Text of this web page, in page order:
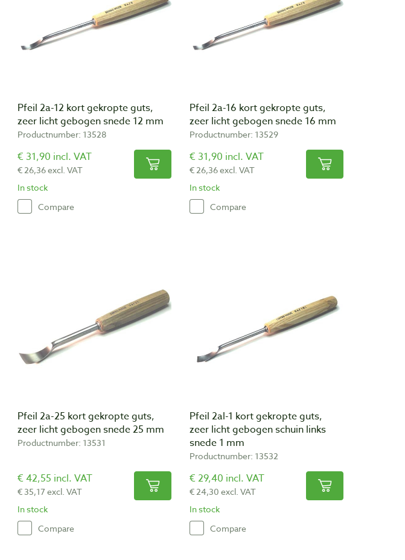
Pfeil 2a-12 kort gekropte guts,
zeer licht gebogen snede 12 mm
Productnumber: 13528
€ 31,90 incl. VAT
€ 26,36 excl. VAT
In stock
Compare
Pfeil 2a-16 kort gekropte guts,
zeer licht gebogen snede 16 mm
Productnumber: 13529
€ 31,90 incl. VAT
€ 26,36 excl. VAT
In stock
Compare
Pfeil 2a-25 kort gekropte guts,
zeer licht gebogen snede 25 mm
Productnumber: 13531
€ 42,55 incl. VAT
€ 35,17 excl. VAT
In stock
Compare
Pfeil 2al-1 kort gekropte guts,
zeer licht gebogen schuin links
snede 1 mm
Productnumber: 13532
€ 29,40 incl. VAT
€ 24,30 excl. VAT
In stock
Compare